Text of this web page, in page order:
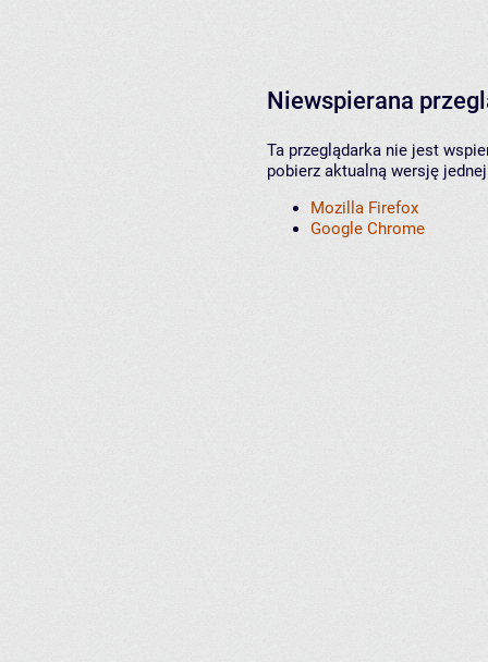
Niewspierana
Ta przeglądarka nie jest
pobierz aktualną wersję
Mozilla Firefox
Google Chrome